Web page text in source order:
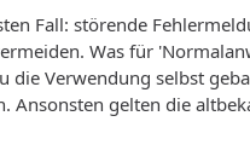
Fall: störende
Was für
die Verwendung selbst
gelten die